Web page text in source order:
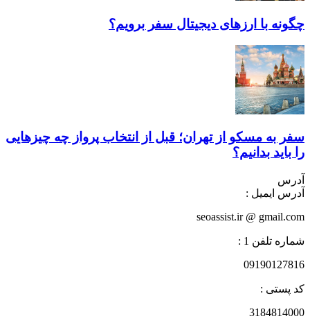
چگونه با ارز‌های دیجیتال سفر برویم؟
سفر به مسکو از تهران؛ قبل از انتخاب پرواز چه چیزهایی
را باید بدانیم؟
آدرس
آدرس ایمیل :
seoassist.ir @ gmail.com
شماره تلفن 1 :
09190127816
کد پستی :
3184814000